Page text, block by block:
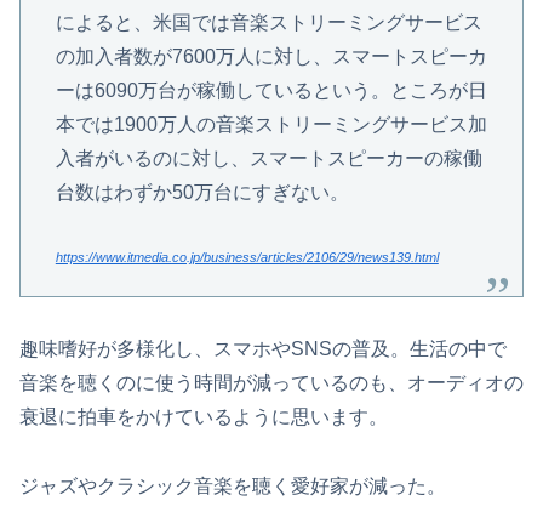
によると、米国では音楽ストリーミングサービス
の加入者数が7600万人に対し、スマートスピーカ
ーは6090万台が稼働しているという。ところが日
本では1900万人の音楽ストリーミングサービス加
入者がいるのに対し、スマートスピーカーの稼働
台数はわずか50万台にすぎない。
https://www.itmedia.co.jp/business/articles/2106/29/news139.html
趣味嗜好が多様化し、スマホやSNSの普及。生活の中で
音楽を聴くのに使う時間が減っているのも、オーディオの
衰退に拍車をかけているように思います。
ジャズやクラシック音楽を聴く愛好家が減った。